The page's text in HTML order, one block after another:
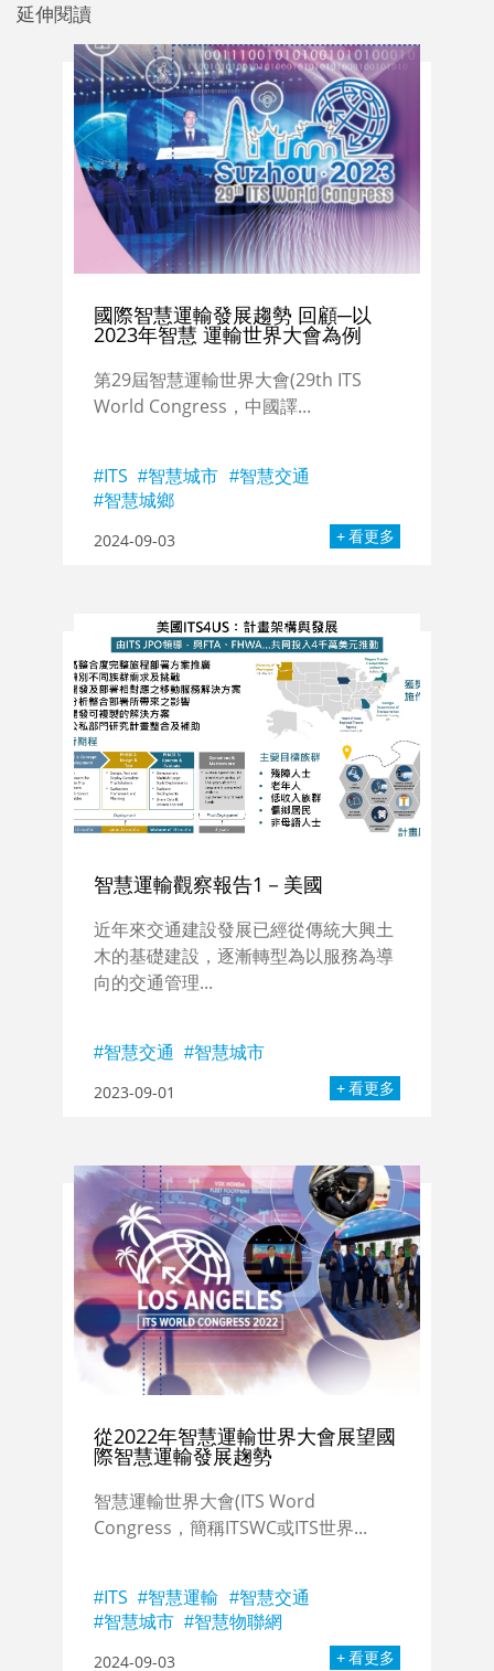
延伸閱讀
國際智慧運輸發展趨勢 回顧─以
2023年智慧 運輸世界大會為例
第29屆智慧運輸世界大會(29th ITS
World Congress，中國譯...
ITS 智慧城市
智慧交通
智慧城鄉
2024-09-03 看更多
智慧運輸觀察報告1－美國
近年來交通建設發展已經從傳統大興土
木的基礎建設，逐漸轉型為以服務為導
向的交通管理...
智慧交通 智慧城市
2023-09-01 看更多
從2022年智慧運輸世界大會展望國
際智慧運輸發展趜勢
智慧運輸世界大會(ITS Word
Congress，簡稱ITSWC或ITS世界...
ITS 智慧運輸
智慧交通
智慧城市
智慧物聯網
2024-09-03 看更多